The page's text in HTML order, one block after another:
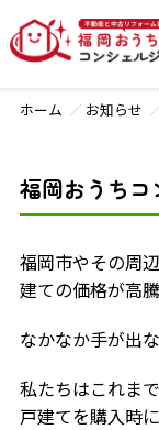
ホーム お知らせ
福岡おうちコ
福岡市やその周
建ての価格が高
なかなか手が出
私たちはこれま
戸建てを購入時に